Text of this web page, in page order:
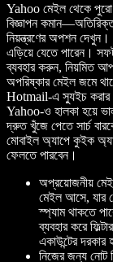
Yahoo মেইল থেকে পুরো
বিজ্ঞাপন কমান—অতিরিক্ত
নিয়ন্ত্রণের অপশন দেখুন।
এড়িয়ে যেতে পারেন।
ব্যবহার করুন, নিয়মিত
অপরিষ্কার মেইল জমে
Hotmail-এ স্যুইচ করার
Yahoo-ও হালকা হয়ে
দ্রুত খুঁজে পেতে সার্চ
মোবাইল অ্যাপে কুইক
ফেলতে পারবেন।
অপ্রয়োজনীয়
মেইল আসে, যার
স্প্যাম থাকতে
ব্যবহার করে
একাউন্টের দরকার
নিজের জন্য নোট